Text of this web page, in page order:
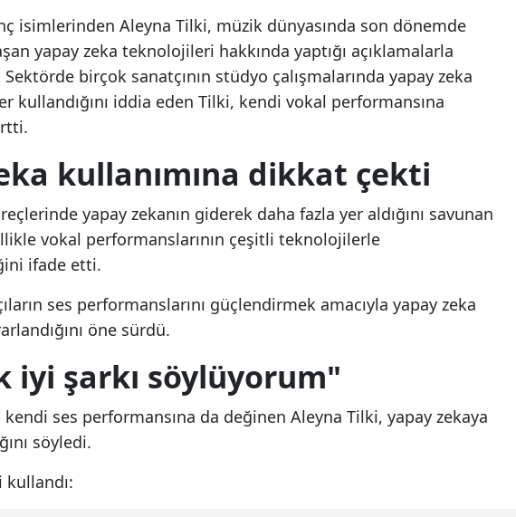
Isparta
Mersin
Kastamonu
Kırklareli
Kocaeli
Konya
isimlerinden Aleyna Tilki, müzik dünyasında son dönemde
yapay zeka teknolojileri hakkında yaptığı açıklamalarla
birçok sanatçının stüdyo çalışmalarında yapay zeka
kullandığını iddia eden Tilki, kendi vokal performansına
kullanımına dikkat çekti
yapay zekanın giderek daha fazla yer aldığını savunan
vokal performanslarının çeşitli teknolojilerle
ifade etti.
ses performanslarını güçlendirmek amacıyla yapay zeka
öne sürdü.
iyi şarkı söylüyorum"
kendi ses performansına da değinen Aleyna Tilki, yapay zekaya
söyledi.